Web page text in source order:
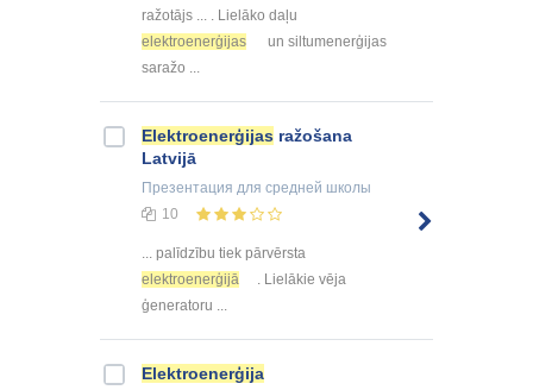
ražotājs ... . Lielāko daļu
elektroenerģijas
un siltumenerģijas
saražo ...
Elektroenerģijas ražošana
Latvijā
Презентация для средней школы
10
... palīdzību tiek pārvērsta
elektroenerģijā
. Lielākie vēja
ģeneratoru ...
Elektroenerģija